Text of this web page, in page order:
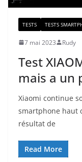
TESTS TESTS
7 mai 2023 Rudy
Test
mais a un
Xiaomi continue
smartphone haut
résultat de
Read More